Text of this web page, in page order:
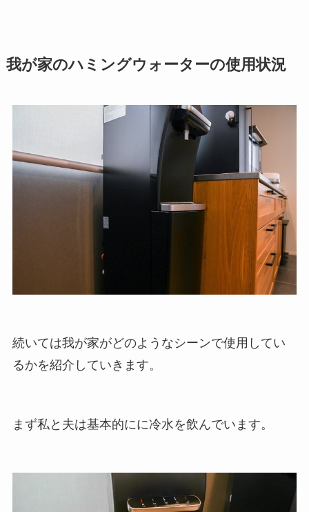
我が家のハミングウォーターの使用状況
続いては我が家がどのようなシーンで使用してい
るかを紹介していきます。
まず私と夫は基本的にに冷水を飲んでいます。